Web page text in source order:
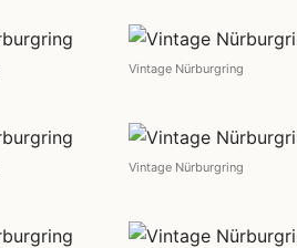
Vintage Nürburgring
Vintage Nürburgring